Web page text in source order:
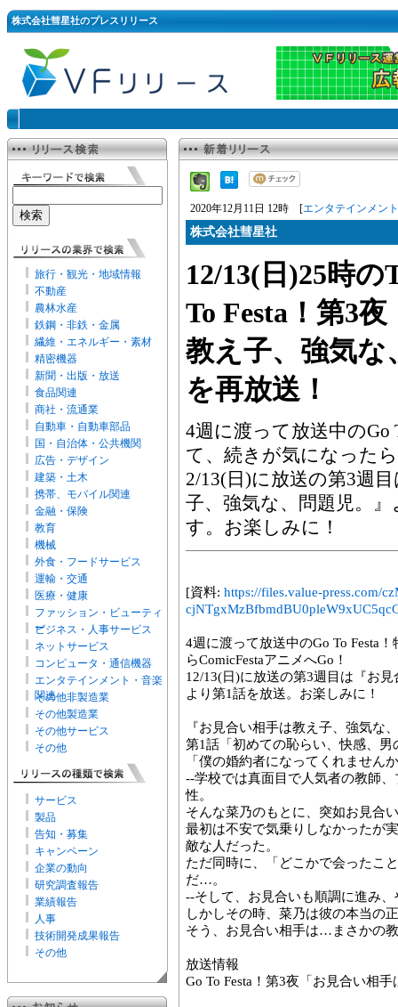
株式会社彗星社のプレスリリース
旅行・観光・地域情報
不動産
農林水産
鉄鋼・非鉄・金属
繊維・エネルギー・素材
精密機器
新聞・出版・放送
食品関連
商社・流通業
自動車・自動車部品
国・自治体・公共機関
広告・デザイン
建築・土木
携帯、モバイル関連
金融・保険
教育
機械
外食・フードサービス
運輸・交通
医療・健康
ファッション・ビューティ
ー
ビジネス・人事サービス
ネットサービス
コンピュータ・通信機器
エンタテインメント・音楽
関連
その他非製造業
その他製造業
その他サービス
その他
サービス
製品
告知・募集
キャンペーン
企業の動向
研究調査報告
業績報告
人事
技術開発成果報告
その他
2020年12月11日 12時 [エンタテインメン
株式会社彗星社
12/13(日)25時
To Festa！第3
教え子、強気な
を再放送！
4週に渡って放送中のGo
て、続きが気になった
2/13(日)に放送の第3週
子、強気な、問題児。
す。お楽しみに！
[資料: https://files.value-press.com/
4週に渡って放送中のGo To Festa
らComicFestaアニメへGo！
12/13(日)に放送の第3週目は『お
より第1話を放送。お楽しみに！
『お見合い相手は教え子、強気な
第1話「初めての恥らい、快感、男
「僕の婚約者になってくれません
--学校では真面目で人気者の教師
性。
そんな菜乃のもとに、突如お見合
最初は不安で気乗りしなかったが
敵な人だった。
ただ同時に、「どこかで会ったこ
だ…。
--そして、お見合いも順調に進み
しかしその時、菜乃は彼の本当の
そう、お見合い相手は…まさかの
放送情報
Go To Festa！第3夜「お見合い相